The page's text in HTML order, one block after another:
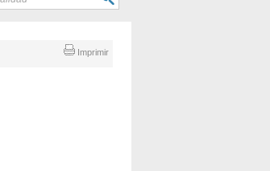
Imprimir